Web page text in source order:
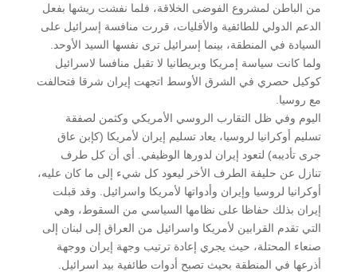
من الباطن لمشروع الفوضى الخلاقة، فلما نفشت ريشها بفعل
الدعم الدولي للطائفية والأقليات، قررت منافسة إسرائيل على
السيادة في المنطقة، بينما إسرائيل ترى نفسها السيد الأوحد.
ولما كانت سياسة إمريكا وبريطانيا لا تقبل منافسا لاسرائيل
كوكيل حصري في الشرق الأوسط اتجهت إيران شرقا فتحالفت
مع روسيا.
اليوم وفي ظل التقارب الروسي الأمريكي وكثمن لصفقة
تسليم أوكرانيا لروسيا، يعاد تسليم إيران لأمريكا (كإبن عاق
جرى تأديبه) لتعود إيران لدورها الوظيفي. أي أن كل طرف
تنازل عن حليفة الطرف الأخر ليعود كل شيء إلى ما كان عليه،
أوكرانيا لروسيا وإيران وأدواتها لأمريكا واسرائيل. وقد قبلت
إيران بذلك حفاظا على نظامها السياسي من السقوط، وهي
التي تقدم القرابين لأمريكا واسرائيل من العراق إلى لبنان إلى
صنعاء المحتلة، حيث يجري إعادة ترتيب وجهة إيران ووجهة
أذرعها في المنطقة بحيث تصبح أدوات طائفية بيد اسرائيل.